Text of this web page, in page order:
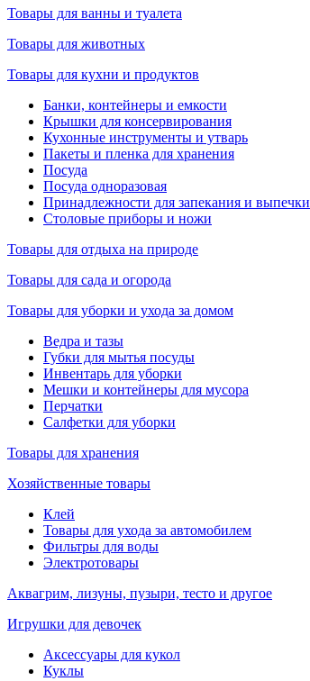
Товары для ванны и туалета
Товары для животных
Товары для кухни и продуктов
Банки, контейнеры и емкости
Крышки для консервирования
Кухонные инструменты и утварь
Пакеты и пленка для хранения
Посуда
Посуда одноразовая
Принадлежности для запекания и выпечки
Столовые приборы и ножи
Товары для отдыха на природе
Товары для сада и огорода
Товары для уборки и ухода за домом
Ведра и тазы
Губки для мытья посуды
Инвентарь для уборки
Мешки и контейнеры для мусора
Перчатки
Салфетки для уборки
Товары для хранения
Хозяйственные товары
Клей
Товары для ухода за автомобилем
Фильтры для воды
Электротовары
Аквагрим, лизуны, пузыри, тесто и другое
Игрушки для девочек
Аксессуары для кукол
Куклы